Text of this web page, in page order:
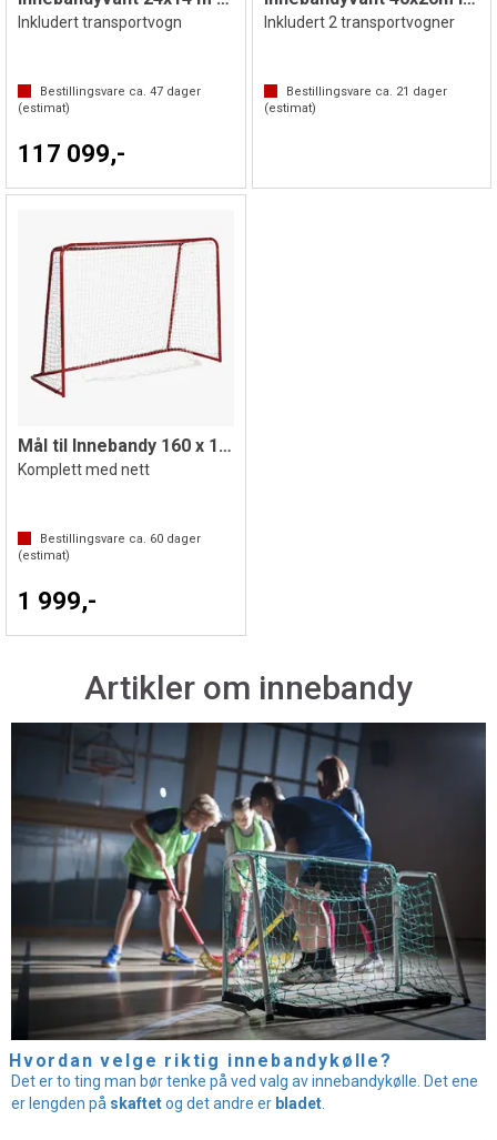
Inkludert transportvogn
Bestillingsvare ca. 47 dager
(estimat)
117 099,-
Inkludert 2 transportvogner
Bestillingsvare ca. 21 dager
(estimat)
Mål til Innebandy 160 x 115 cm
Komplett med nett
Bestillingsvare ca. 60 dager
(estimat)
1 999,-
Artikler om innebandy
Hvordan velge riktig innebandykølle?
Det er to ting man bør tenke på ved valg av innebandykølle. Det ene
er lengden på skaftetog det andre er bladet